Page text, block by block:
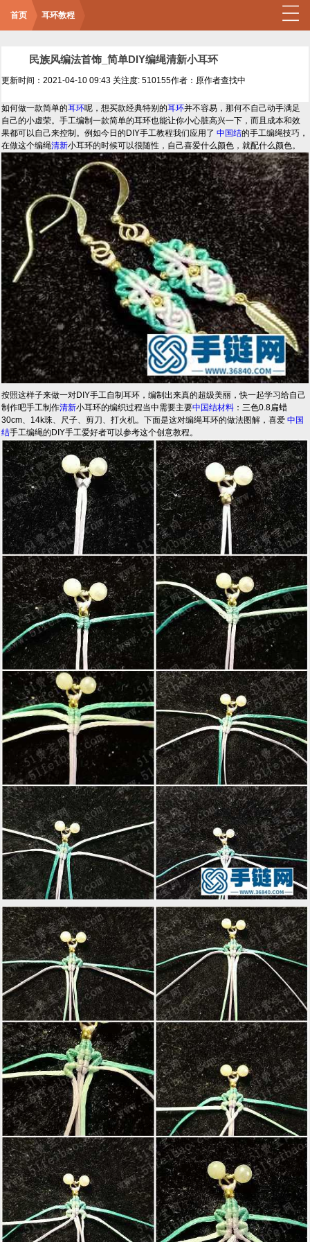
首页 耳环教程
民族风编法首饰_简单DIY编绳清新小耳环
更新时间：2021-04-10 09:43 关注度: 510155作者：原作者查找中
如何做一款简单的耳环呢，想买款经典特别的耳环并不容易，那何不自己动手满足
自己的小虚荣。手工编制一款简单的耳环也能让你小心脏高兴一下，而且成本和效
果都可以自己来控制。例如今日的DIY手工教程我们应用了中国结的手工编绳技巧，
在做这个编绳清新小耳环的时候可以很随性，自己喜爱什么颜色，就配什么颜色。
按照这样子来做一对DIY手工自制耳环，编制出来真的超级美丽，快一起学习给自己
制作吧手工制作清新小耳环的编织过程当中需要主要中国结材料 ：三色0.8扁蜡
30cm、14k珠、尺子、剪刀、打火机。下面是这对编绳耳环的做法图解，喜爱中国
结手工编绳的DIY手工爱好者可以参考这个创意教程。